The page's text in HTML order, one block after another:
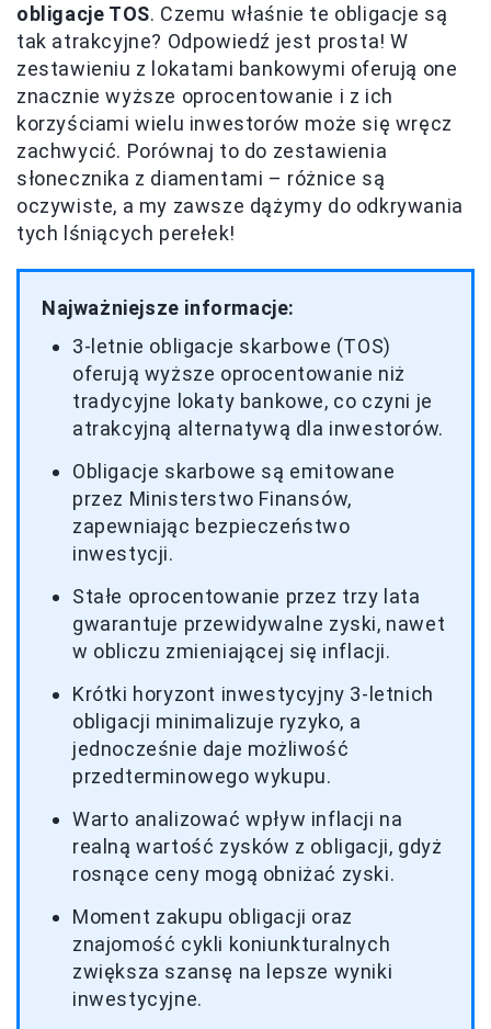
obligacje TOS. Czemu właśnie te obligacje są
tak atrakcyjne? Odpowiedź jest prosta! W
zestawieniu z lokatami bankowymi oferują one
znacznie wyższe oprocentowanie i z ich
korzyściami wielu inwestorów może się wręcz
zachwycić. Porównaj to do zestawienia
słonecznika z diamentami – różnice są
oczywiste, a my zawsze dążymy do odkrywania
tych lśniących perełek!
Najważniejsze informacje:
3-letnie obligacje skarbowe (TOS)
oferują wyższe oprocentowanie niż
tradycyjne lokaty bankowe, co czyni je
atrakcyjną alternatywą dla inwestorów.
Obligacje skarbowe są emitowane
przez Ministerstwo Finansów,
zapewniając bezpieczeństwo
inwestycji.
Stałe oprocentowanie przez trzy lata
gwarantuje przewidywalne zyski, nawet
w obliczu zmieniającej się inflacji.
Krótki horyzont inwestycyjny 3-letnich
obligacji minimalizuje ryzyko, a
jednocześnie daje możliwość
przedterminowego wykupu.
Warto analizować wpływ inflacji na
realną wartość zysków z obligacji, gdyż
rosnące ceny mogą obniżać zyski.
Moment zakupu obligacji oraz
znajomość cykli koniunkturalnych
zwiększa szansę na lepsze wyniki
inwestycyjne.